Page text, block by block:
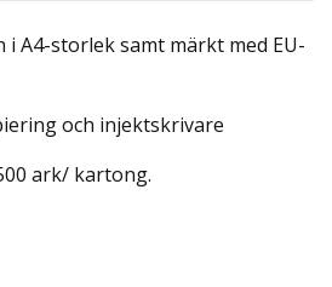
i A4-storlek samt märkt med EU-
och injektskrivare
ark/ kartong.